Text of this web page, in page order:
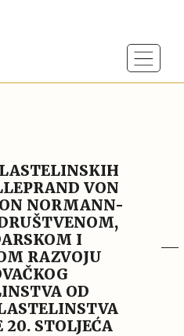
VON
NORMANN-
I
RAZVOJU
OD
20. STOLJEĆA